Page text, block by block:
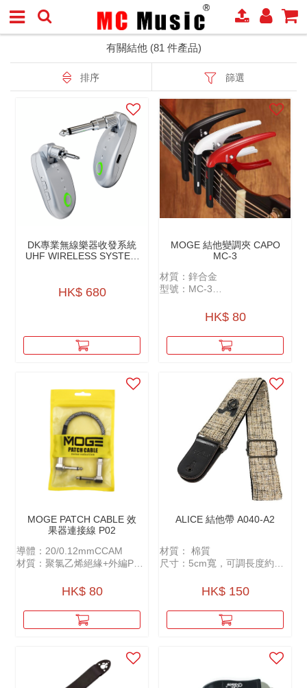
有關結他 (81 件產品)
排序 篩選
DK專業無線樂器收發系統
UHF WIRELESS SYSTEM
HK$ 680
MOGE 結他變調夾 CAPO
MC-3
材質：鋅合金
型號：MC-3
HK$ 80
MOGE PATCH CABLE 效
果器連接線 P02
導體：20/0.12mmCCAM
材質：聚氯乙烯絕緣+外編PP
長度：27cm（含頭）
HK$ 80
ALICE 結他帶 A040-A2
材質： 棉質
尺寸：5cm寬，可調長度約
可放置PickHK$ 150